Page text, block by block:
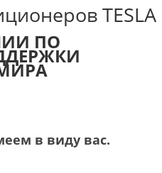
TESLA
ПО
в виду вас.